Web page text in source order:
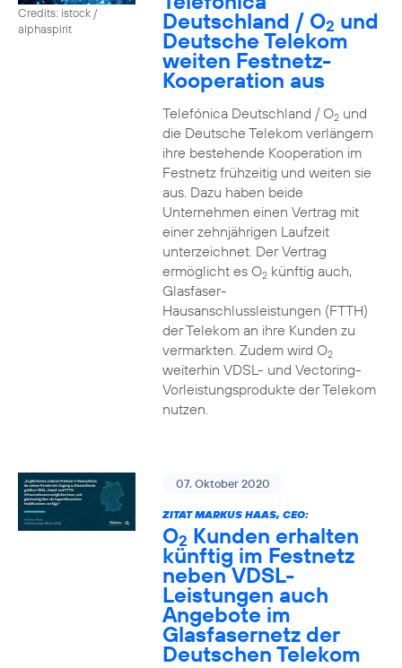
Credits: istock /
alphaspirit
Deutschland / O2 und
Deutsche Telekom
weiten Festnetz-
Kooperation aus
Telefónica Deutschland / O2und
die Deutsche Telekom verlängern
ihre bestehende Kooperation im
Festnetz frühzeitig und weiten sie
aus. Dazu haben beide
Unternehmen einen Vertrag mit
einer zehnjährigen Laufzeit
unterzeichnet. Der Vertrag
ermöglicht es O2künftig auch,
Glasfaser-
Hausanschlussleistungen (FTTH)
der Telekom an ihre Kunden zu
vermarkten. Zudem wird O2
weiterhin VDSL- und Vectoring-
Vorleistungsprodukte der Telekom
nutzen.
07. Oktober 2020
ZITAT MARKUS HAAS, CEO:
O2 Kunden erhalten
künftig im Festnetz
neben VDSL-
Leistungen auch
Angebote im
Glasfasernetz der
Deutschen Telekom